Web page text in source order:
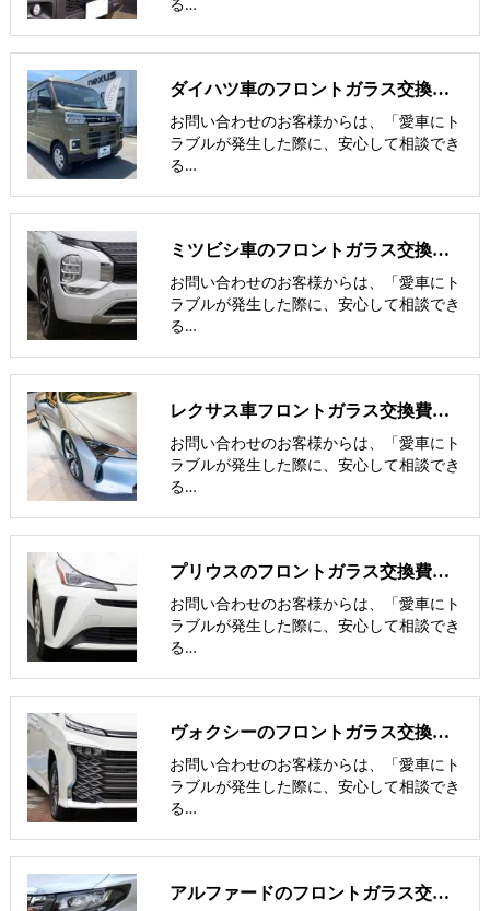
ダイハツ車のフロントガラス交換費用 他社との価格比較
お問い合わせのお客様からは、「愛車にト
ラブルが発生した際に、安心して相談でき
る…
ミツビシ車のフロントガラス交換費用 他社との価格比較
お問い合わせのお客様からは、「愛車にト
ラブルが発生した際に、安心して相談でき
る…
レクサス車フロントガラス交換費用 他社との価格比較
お問い合わせのお客様からは、「愛車にト
ラブルが発生した際に、安心して相談でき
る…
プリウスのフロントガラス交換費用･飛び石修理費用･低価格ガラス紹介
お問い合わせのお客様からは、「愛車にト
ラブルが発生した際に、安心して相談でき
る…
ヴォクシーのフロントガラス交換費用･飛び石修理費用･低価格ガラス
お問い合わせのお客様からは、「愛車にト
ラブルが発生した際に、安心して相談でき
る…
アルファードのフロントガラス交換費用･飛び石修理費用･低価格ガラス